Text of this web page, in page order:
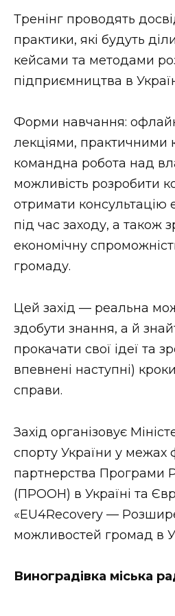
Тренінг проводять
практики, які будуть
кейсами та методами
підприємництва в
Форми навчання:
лекціями, практичними
командна робота над
можливість розробити
отримати консультацію
під час заходу, а також
економічну
громаду.
Цей захід — реальна
здобути знання, а й
прокачати свої ідеї та
впевнені наступні)
справи.
Захід організовує
спорту України у межах
партнерства Програми
(ПРООН) в Україні та
«EU4Recovery —
можливостей громад в
Виноградівка міська